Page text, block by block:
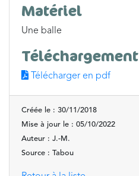
Matériel
Une balle
Téléchargement
Télécharger en pdf
Créée le : 30/11/2018
Mise à jour le : 05/10/2022
Auteur : J.-M.
Source : Tabou